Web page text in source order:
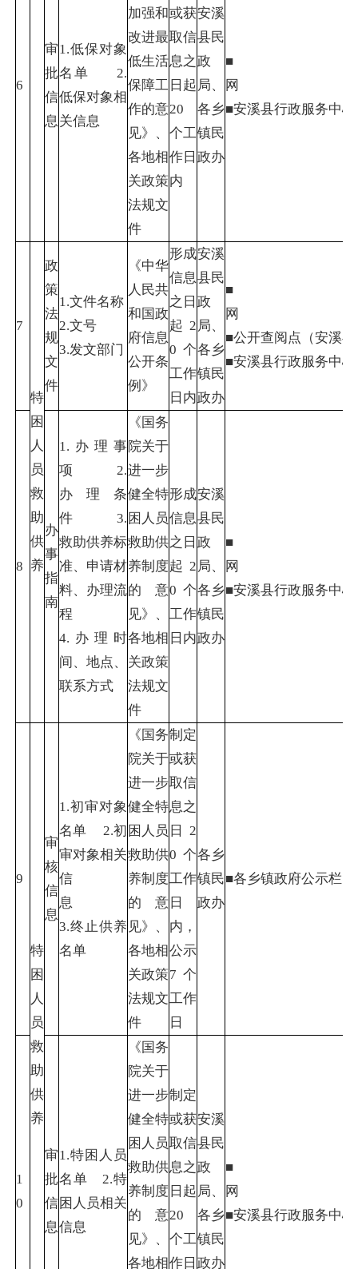
6
审
批
信
息
1.低保对象
名单 2.
低保对象相
关信息
加强和
改进最
低生活
保障工
作的意
见》、
各地相
关政策
法规文
件
或获
取信
息之
日起
20
个工
作日
内
安溪
县民
政
局、
各乡
镇民
政办
■
■安溪县行政
7
特
困
人
员
救
助
供
养
政
策
法
规
文
件
1.文件名称
2.文号
3.发文部门
《中华
人民共
和国政
府信息
公开条
例》
形成
信息
之日
起2
0个
工作
日内
安溪
县民
政
局、
各乡
镇民
政办
■
■公开查阅点（安溪
■安溪县行政服务
8
办
事
指
南
1.办理事
项 2.
办理条
件 3.
救助供养标
准、申请材
料、办理流
程
4.办理时
间、地点、
联系方式
《国务
院关于
进一步
健全特
困人员
救助供
养制度
的意
见》、
各地相
关政策
法规文
件
形成
信息
之日
起2
0个
工作
日内
安溪
县民
政
局、
各乡
镇民
政办
■
■安溪县行政
9
特
困
人
员
救
助
供
养
审
核
信
息
1.初审对象
名单 2.初
审对象相关
信
息
3.终止供养
名单
《国务
院关于
进一步
健全特
困人员
救助供
养制度
的意
见》、
各地相
关政策
法规文
件
制定
或获
取信
息之
日2
0个
工作
日
内，
公示
7个
工作
日
各乡
镇民
政办
■各乡镇政府公示栏
1
0
审
批
信
息
1.特困人员
名单 2.特
困人员相关
信息
《国务
院关于
进一步
健全特
困人员
救助供
养制度
的意
见》、
各地相
制定
或获
取信
息之
日起
20
个工
作日
安溪
县民
政
局、
各乡
镇民
政办
■
■安溪县行政服